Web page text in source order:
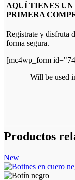
AQUÍ TIENES UN
PRIMERA
Regístrate y disfruta
forma segura.
[mc4wp_form
Will be used
Productos
New